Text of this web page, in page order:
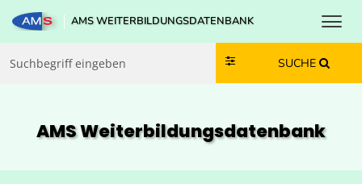
Zum Inhalt springen
Zum Navmenü springen
Zur Suche springen
Zur Footer springen
AMS WEITERBILDUNGSDATENBANK
SUCHE
AMS Weiterbildungs­datenbank